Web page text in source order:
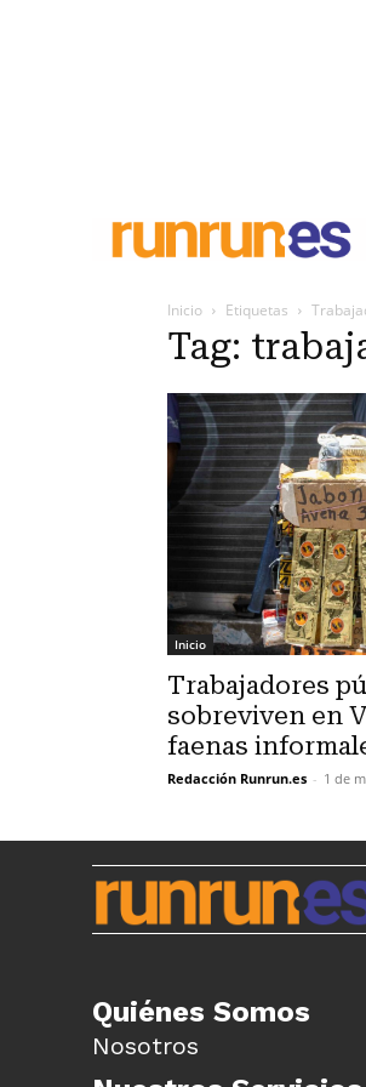
Inicio Etiquetas
Tag:
Inicio
Trabajadores
sobreviven en
faenas
Redacción Runrun.es - 1 de
Quiénes Somos
Nosotros